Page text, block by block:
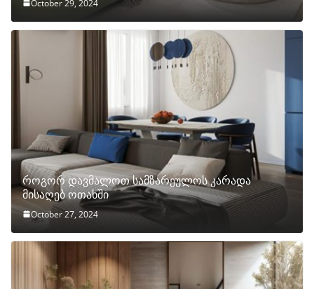
October 29, 2024
როგორ დავმალოთ სამზარეულოს კარადა
მისაღებ ოთახში
October 27, 2024